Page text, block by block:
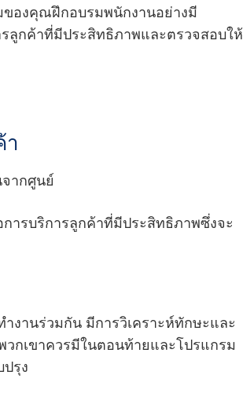
องคุณฝึกอบรมพนักงานอย่างมี
ลูกค้าที่มีประสิทธิภาพและตรวจสอบให้
า
จากศูนย์
ารบริการลูกค้าที่มีประสิทธิภาพซึ่งจะ
งานร่วมกัน มีการวิเคราะห์ทักษะและ
กเขาควรมีในตอนท้ายและโปรแกรม
รุง